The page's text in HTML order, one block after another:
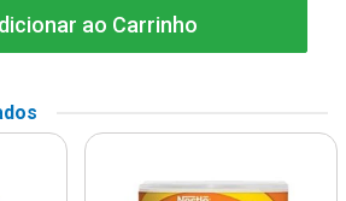
ao Carrinho